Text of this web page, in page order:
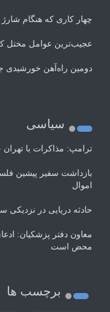
چهار کاری که هنگام شارژ
عجیب‌ترین عوامل مختل
دومین راه‌آهن خورشیدی
سیاسی
ترامپ: مذاکرات با
بازداشت سفیر پیشین
اموال
حادثه دریایی در نزدیکی
معاون دفتر پزشکیان:
محض است
برچسب ها